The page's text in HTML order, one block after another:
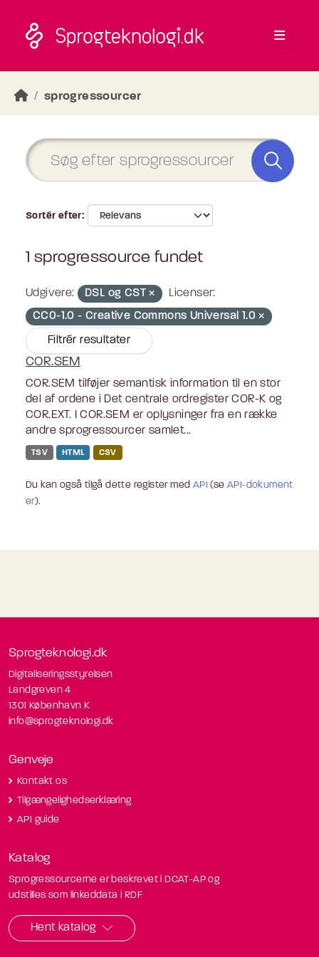
sprogressourcer
Sortér efter
1 sprogressource fundet
Udgivere: DSL og CST
Licenser:
CC0-1.0 - Creative Commons Universal 1.0
Filtrér resultater
COR.SEM
COR.SEM tilføjer semantisk information til en stor
del af ordene i Det centrale ordregister COR-K og
COR.EXT. I COR.SEM er oplysninger fra en række
andre sprogressourcer samlet...
TSV HTML CSV
Du kan også tilgå dette register med API (seAPI-dokument
er).
Sprogteknologi.dk
Digitaliseringsstyrelsen
Landgreven 4
1301 København K
info@sprogteknologi.dk
Genveje
Kontakt os
Tilgængelighedserklæring
API guide
Katalog
Sprogressourcerne er beskrevet i DCAT-AP og
udstilles som linkeddata i RDF
Hent katalog